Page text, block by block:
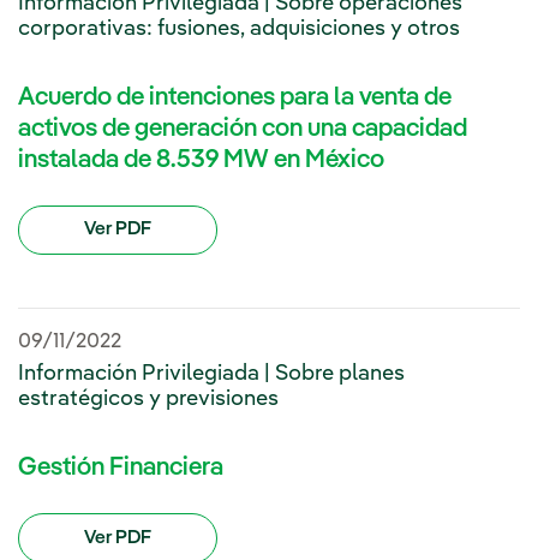
corporativas: fusiones, adquisiciones y otros
Acuerdo de intenciones para la venta de
activos de generación con una capacidad
instalada de 8.539 MW en México
Ver PDF
09/11/2022
Información Privilegiada | Sobre planes
estratégicos y previsiones
Gestión Financiera
Ver PDF